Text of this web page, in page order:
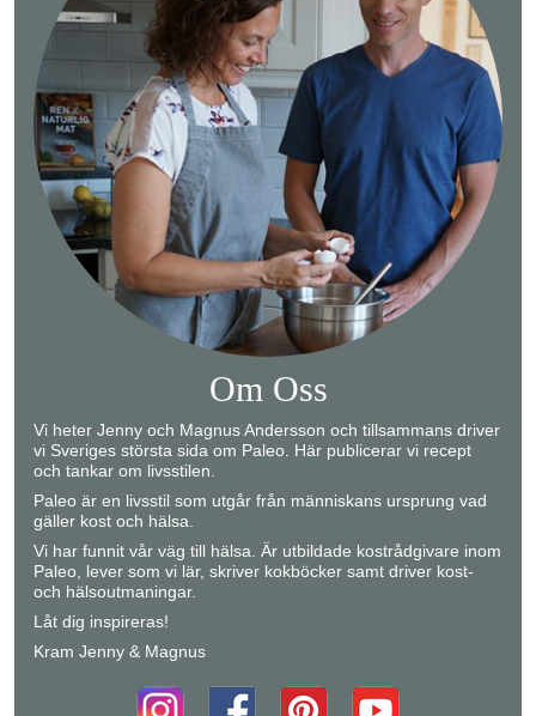
Om Oss
Vi heter Jenny och Magnus Andersson och tillsammans driver
vi Sveriges största sida om Paleo. Här publicerar vi recept
och tankar om livsstilen.
Paleo är en livsstil som utgår från människans ursprung vad
gäller kost och hälsa.
Vi har funnit vår väg till hälsa. Är utbildade kostrådgivare inom
Paleo, lever som vi lär, skriver kokböcker samt driver kost-
och hälsoutmaningar.
Låt dig inspireras!
Kram Jenny & Magnus